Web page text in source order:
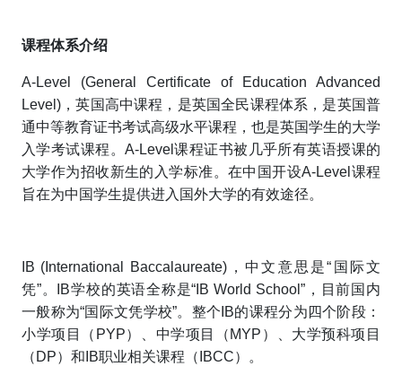
课程体系介绍
A-Level (General Certificate of Education Advanced
Level)，英国高中课程，是英国全民课程体系，是英国普
通中等教育证书考试高级水平课程，也是英国学生的大学
入学考试课程。A-Level课程证书被几乎所有英语授课的
大学作为招收新生的入学标准。在中国开设A-Level课程
旨在为中国学生提供进入国外大学的有效途径。
IB (International Baccalaureate)，中文意思是“国际文
凭”。IB学校的英语全称是“IB World School”，目前国内
一般称为“国际文凭学校”。整个IB的课程分为四个阶段：
小学项目（PYP）、中学项目（MYP）、大学预科项目
（DP）和IB职业相关课程（IBCC）。